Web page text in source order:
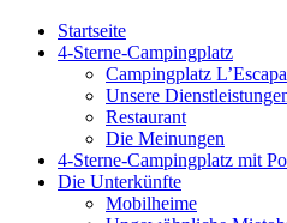
Startseite
4-Sterne-Campingplatz
Campingplatz
Unsere
Restaurant
Die Meinungen
4-Sterne-Campingplatz mit
Die Unterkünfte
Mobilheime